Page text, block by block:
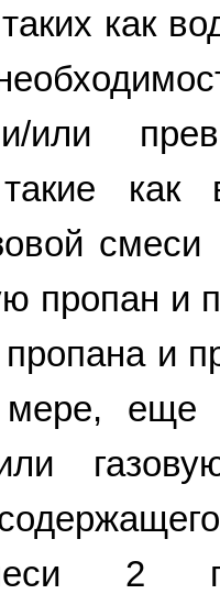
как
и/или
как
пропан и
пропана и
еще
2